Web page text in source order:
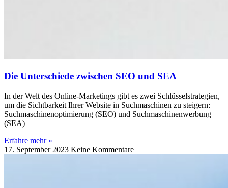
Die Unterschiede zwischen SEO und SEA
In der Welt des Online-Marketings gibt es zwei Schlüsselstrategien,
um die Sichtbarkeit Ihrer Website in Suchmaschinen zu steigern:
Suchmaschinenoptimierung (SEO) und Suchmaschinenwerbung
(SEA)
Erfahre mehr »
17. September 2023 Keine Kommentare